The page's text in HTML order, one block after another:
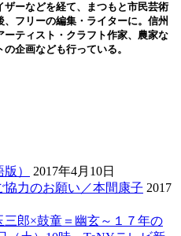
ザーなどを経て、まつもと市民芸術
フリーの編集・ライターに。信州
ーティスト・クラフト作家、農家な
企画なども行っている。
）
2017年4月10日
協力のお願い／本間康子 2017
三郎×鼓童＝幽玄～１７年の